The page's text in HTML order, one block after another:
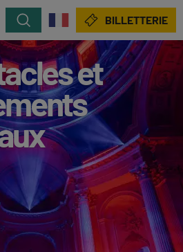
Rechercher BILLETTERIE
et